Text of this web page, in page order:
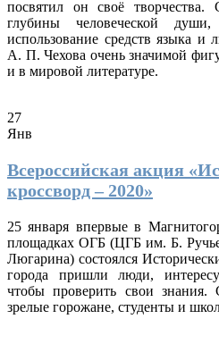
посвятил он своё творчества.
глубины человеческой
использование средств языка и
А. П. Чехова очень значимой
и в мировой литературе.
27
Янв
Всероссийская акция
кроссворд – 2020»
25 января впервые в
площадках ОГБ (ЦГБ им. Б.
Люгарина) состоялся
города пришли люди,
чтобы проверить свои знания.
зрелые горожане, студенты и